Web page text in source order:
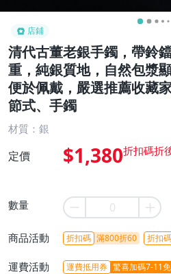
店鋪
清代古董老銀手鐲，帶鈴
重，純銀質地，自然包漿
便於佩戴，嚴選推薦收藏
節式、手鐲
材質：銀
定價 $1,380
數量
商品活動 折扣碼 滿800折60 折扣碼
運費活動 運費抵用券 驚喜加碼7-11